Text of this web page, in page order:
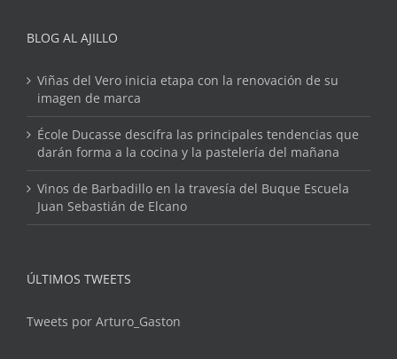
BLOG AL AJILLO
Viñas del Vero inicia etapa con la renovación de su
imagen de marca
École Ducasse descifra las principales tendencias que
darán forma a la cocina y la pastelería del mañana
Vinos de Barbadillo en la travesía del Buque Escuela
Juan Sebastián de Elcano
ÚLTIMOS TWEETS
Tweets por Arturo_Gaston